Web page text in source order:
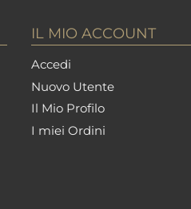
IL MIO ACCOUNT
Accedi
Nuovo Utente
Il Mio Profilo
I miei Ordini